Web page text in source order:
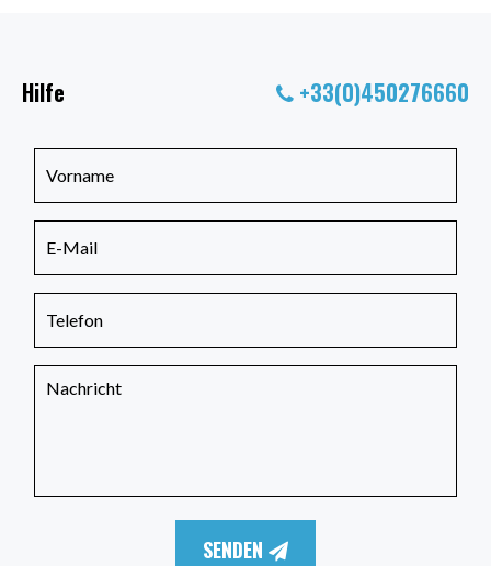
Hilfe +33(0)450276660
SENDEN